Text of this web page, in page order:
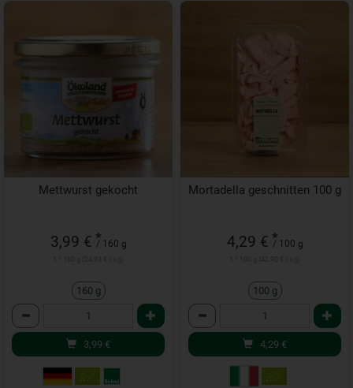
Mettwurst gekocht
3,99 € *
/ 160 g
160 g
Anzahl
3,99 €
Mortadella geschnitten 100 g
4,29 € *
/ 100 g
100 g
Anzahl
4,29 €